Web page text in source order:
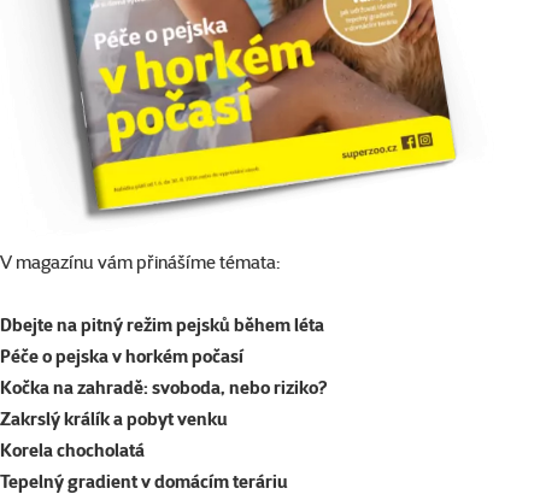
V magazínu vám přinášíme témata:
Dbejte na pitný režim pejsků během léta
Péče o pejska v horkém počasí
Kočka na zahradě: svoboda, nebo riziko?
Zakrslý králík a pobyt venku
Korela chocholatá
Tepelný gradient v domácím teráriu